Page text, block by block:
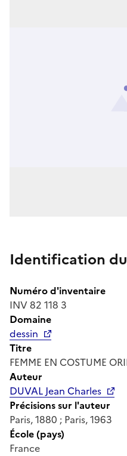
Identification
Numéro d'inventaire
INV 82 118 3
Domaine
dessin
Titre
FEMME EN COSTUME
Auteur
DUVAL Jean Charles
Précisions sur l'auteur
Paris, 1880 ; Paris, 1963
École (pays)
France